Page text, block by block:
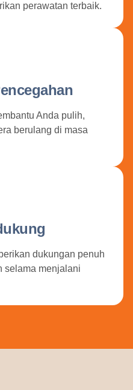
perawatan terbaik.
Anda pulih,
berulang di masa
dukungan penuh
selama menjalani